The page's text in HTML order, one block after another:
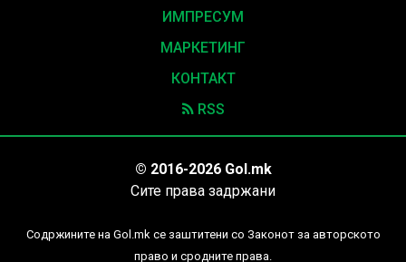
ИМПРЕСУМ
МАРКЕТИНГ
КОНТАКТ
RSS
© 2016-2026 Gol.mk
Сите права задржани
Содржините на Gol.mk се заштитени со Законот за авторското
право и сродните права.